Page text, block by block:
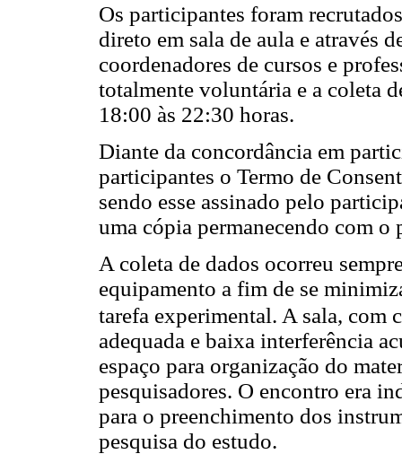
Os participantes foram
direto em sala de aula e através
coordenadores de cursos e
totalmente voluntária e a coleta
18:00 às 22:30 horas.
Diante da concordância em
participantes o Termo de
sendo esse assinado pelo
uma cópia permanecendo com
A coleta de dados ocorreu
equipamento a fim de se
tarefa experimental. A sala, com
adequada e baixa interferência
espaço para organização do
pesquisadores. O encontro era
para o preenchimento dos
pesquisa do estudo.